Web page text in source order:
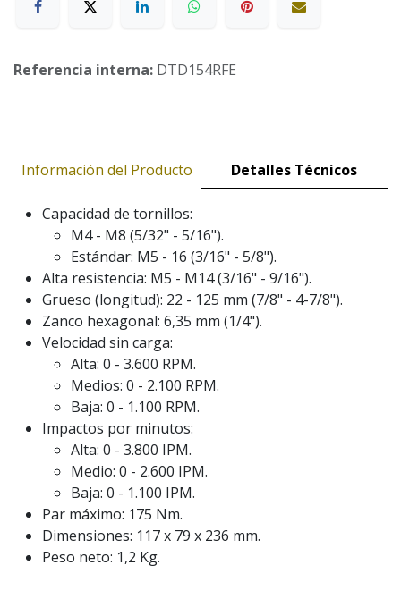
Referencia interna: DTD154RFE
Información del Producto Detalles Técnicos
Capacidad de tornillos:
M4 - M8 (5/32" - 5/16").
Estándar: M5 - 16 (3/16" - 5/8").
Alta resistencia: M5 - M14 (3/16" - 9/16").
Grueso (longitud): 22 - 125 mm (7/8" - 4-7/8").
Zanco hexagonal: 6,35 mm (1/4").
Velocidad sin carga:
Alta: 0 - 3.600 RPM.
Medios: 0 - 2.100 RPM.
Baja: 0 - 1.100 RPM.
Impactos por minutos:
Alta: 0 - 3.800 IPM.
Medio: 0 - 2.600 IPM.
Baja: 0 - 1.100 IPM.
Par máximo: 175 Nm.
Dimensiones: 117 x 79 x 236 mm.
Peso neto: 1,2 Kg.